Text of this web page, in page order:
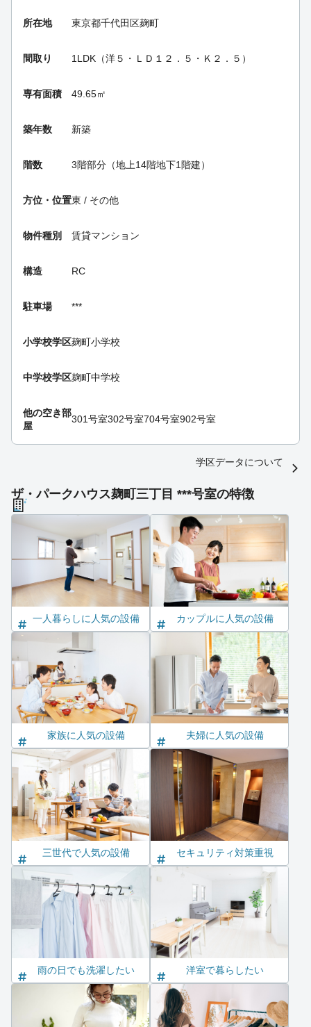
所在地 東京都千代田区麹町
間取り 1LDK（洋５・ＬＤ１２．５・Ｋ２．５）
専有面積 49.65㎡
築年数 新築
階数 3階部分（地上14階地下1階建）
方位・位置東 / その他
物件種別 賃貸マンション
構造 RC
駐車場 ***
小学校学区麹町小学校
中学校学区麹町中学校
他の空き部
屋
301号室302号室704号室902号室
学区データについて
ザ・パークハウス麹町三丁目 ***号室の特徴
一人暮らしに人気の設備 カップルに人気の設備
家族に人気の設備 夫婦に人気の設備
三世代で人気の設備 セキュリティ対策重視
雨の日でも洗濯したい 洋室で暮らしたい